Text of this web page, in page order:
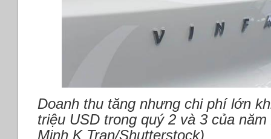
Doanh thu tăng nhưng chi phí lớn
triệu USD trong quý 2 và 3 của
Minh K Tran/Shutterstock)